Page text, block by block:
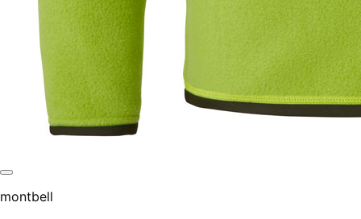
montbell